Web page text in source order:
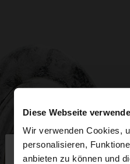
Diese Webseite
Wir verwenden Cookies,
personalisieren,
anbieten zu können und
hallo